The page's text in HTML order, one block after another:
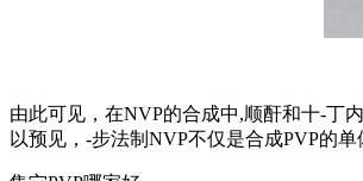
由此可见，在NVP的合成中,顺酐和十-丁
以预见，-步法制NVP不仅是合成PVP的